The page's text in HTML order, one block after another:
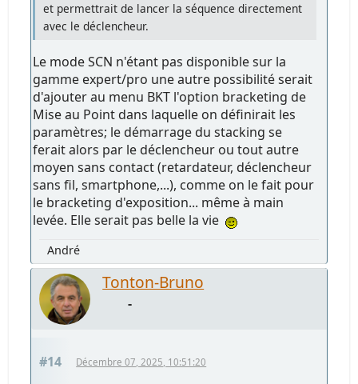
et permettrait de lancer la séquence directement
avec le déclencheur.
Le mode SCN n'étant pas disponible sur la
gamme expert/pro une autre possibilité serait
d'ajouter au menu BKT l'option bracketing de
Mise au Point dans laquelle on définirait les
paramètres; le démarrage du stacking se
ferait alors par le déclencheur ou tout autre
moyen sans contact (retardateur, déclencheur
sans fil, smartphone,...), comme on le fait pour
le bracketing d'exposition... même à main
levée. Elle serait pas belle la vie
André
Tonton-Bruno
-
#14 Décembre 07, 2025, 10:51:20